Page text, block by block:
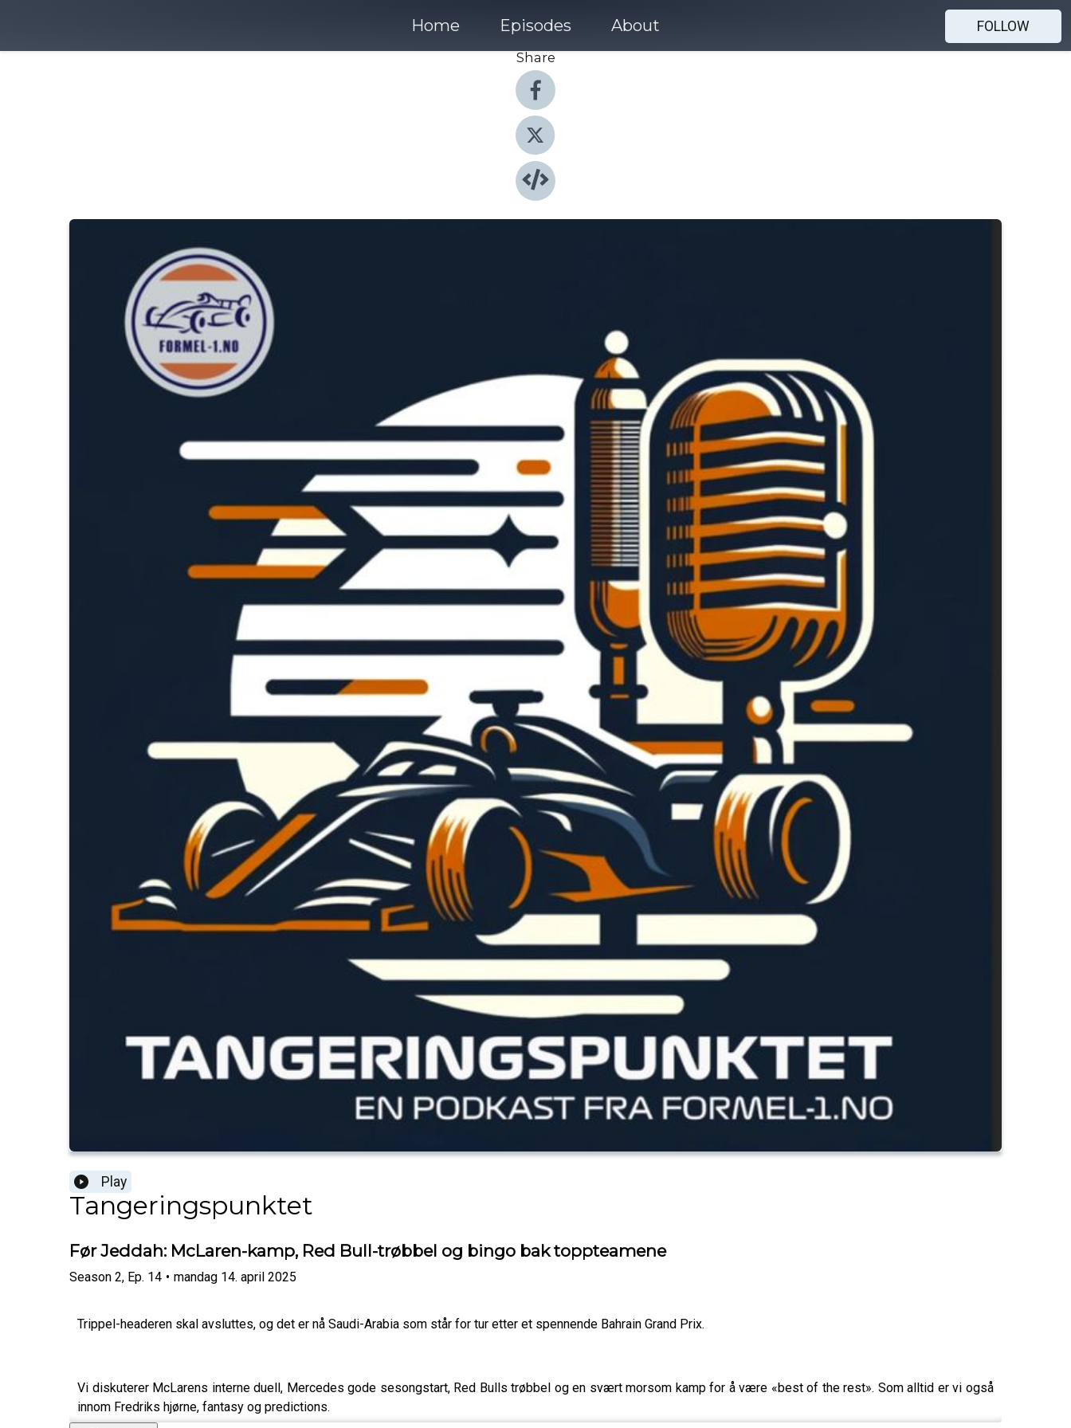
Home Episodes About
FOLLOW
Share
Play
Tangeringspunktet
Før Jeddah: McLaren-kamp, Red Bull-trøbbel og bingo bak toppteamene
Season 2, Ep. 14 • mandag 14. april 2025
Trippel-headeren skal avsluttes, og det er nå Saudi-Arabia som står for tur etter et spennende Bahrain Grand Prix.
Vi diskuterer McLarens interne duell, Mercedes gode sesongstart, Red Bulls trøbbel og en svært morsom kamp for å være «best of the rest». Som alltid er vi også
innom Fredriks hjørne, fantasy og predictions.